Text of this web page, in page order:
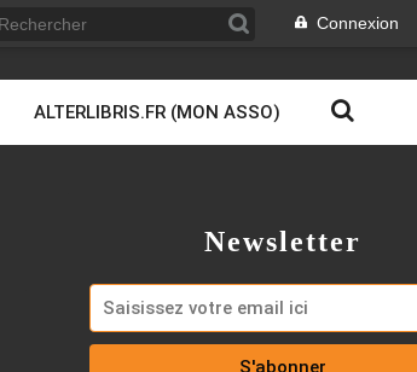
Connexion
ALTERLIBRIS.FR (MON ASSO)
Newsletter